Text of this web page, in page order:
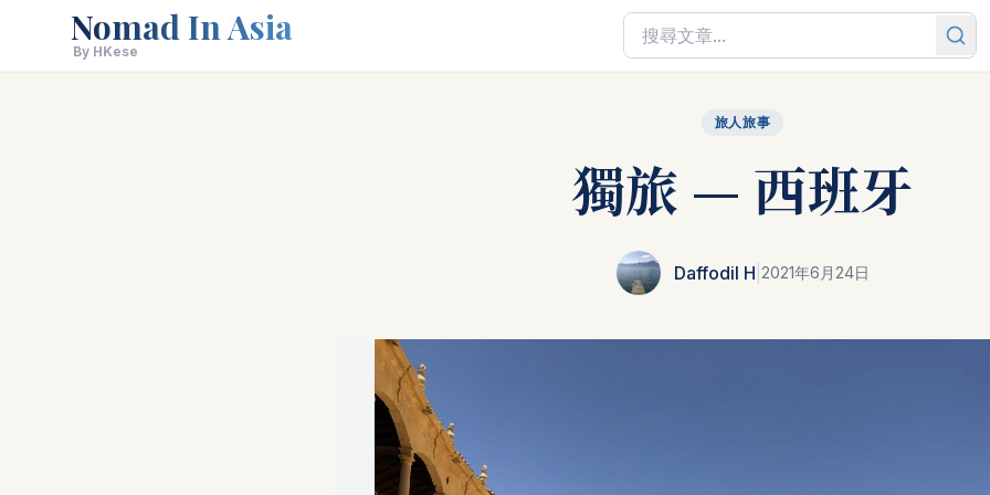
Nomad In Asia
By HKese
旅人旅事
獨旅 — 西班牙
Daffodil H 2021年6月24日